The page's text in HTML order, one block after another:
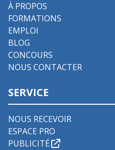
À PROPOS
FORMATIONS
EMPLOI
BLOG
CONCOURS
NOUS CONTACTER
SERVICE
NOUS RECEVOIR
ESPACE PRO
PUBLICITÉ